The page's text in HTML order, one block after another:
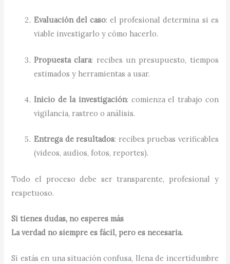
Evaluación del caso: el profesional determina si es
viable investigarlo y cómo hacerlo.
Propuesta clara: recibes un presupuesto, tiempos
estimados y herramientas a usar.
Inicio de la investigación: comienza el trabajo con
vigilancia, rastreo o análisis.
Entrega de resultados: recibes pruebas verificables
(videos, audios, fotos, reportes).
Todo el proceso debe ser transparente, profesional y
respetuoso.
Si tienes dudas, no esperes más
La verdad no siempre es fácil, pero es necesaria.
Si estás en una situación confusa, llena de incertidumbre